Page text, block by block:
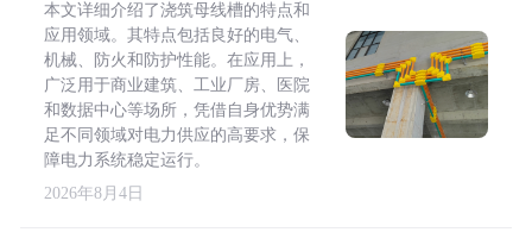
本文详细介绍了浇筑母线槽的特点和
应用领域。其特点包括良好的电气、
机械、防火和防护性能。在应用上，
广泛用于商业建筑、工业厂房、医院
和数据中心等场所，凭借自身优势满
足不同领域对电力供应的高要求，保
障电力系统稳定运行。
2026年8月4日